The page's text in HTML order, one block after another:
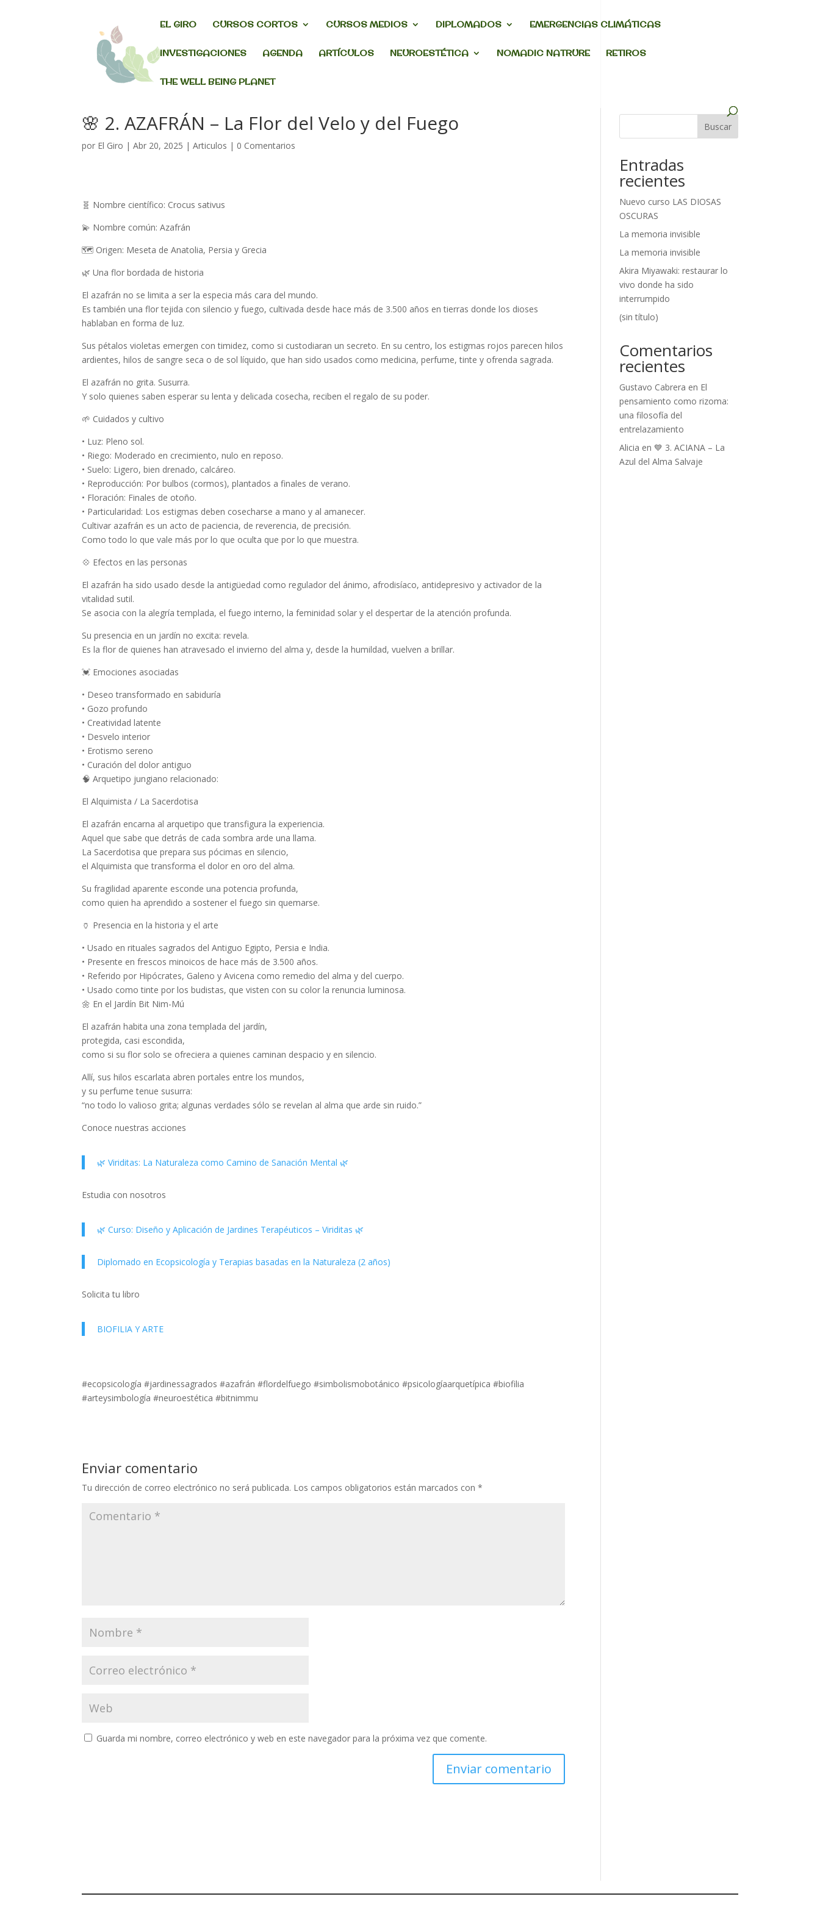
EL GIRO CURSOS CORTOS CURSOS MEDIOS DIPLOMADOS EMERGENCIAS CLIMÁTICAS
INVESTIGACIONES AGENDA ARTÍCULOS NEUROESTÉTICA NOMADIC NATRURE RETIROS
THE WELL BEING PLANET
🌸 2. AZAFRÁN – La Flor del Velo y del Fuego
por El Giro |Abr 20, 2025 |Articulos | 0 Comentarios
🧬 Nombre científico: Crocus sativus
💫 Nombre común: Azafrán
🗺️ Origen: Meseta de Anatolia, Persia y Grecia
🌿 Una flor bordada de historia
El azafrán no se limita a ser la especia más cara del mundo.
Es también una flortejida con silencio y fuego, cultivada desde hace más de 3.500 años en tierras donde los dioses
hablaban en forma de luz.
Sus pétalos violetas emergen con timidez, como si custodiaran un secreto. En su centro, los estigmas rojos parecen hilos
ardientes, hilos de sangre seca o de sol líquido, que han sido usados como medicina, perfume, tinte y ofrenda sagrada.
El azafrán no grita. Susurra.
Y solo quienes saben esperar su lenta y delicada cosecha, reciben el regalo de su poder.
🌱 Cuidados y cultivo
• Luz: Pleno sol.
• Riego: Moderado en crecimiento, nulo en reposo.
• Suelo: Ligero, bien drenado, calcáreo.
• Reproducción: Por bulbos (cormos), plantados a finales de verano.
• Floración: Finales de otoño.
• Particularidad: Los estigmas deben cosecharse a mano y al amanecer.
Cultivar azafrán es un acto de paciencia, de reverencia, de precisión.
Como todo lo quevale más por lo que oculta que por lo que muestra.
💠 Efectos en las personas
El azafrán ha sido usado desde la antigüedad comoregulador del ánimo, afrodisíaco, antidepresivo y activador de la
vitalidad sutil.
Se asocia con la alegría templada, el fuego interno, la feminidad solar y el despertar de la atención profunda.
Su presencia en un jardín no excita:revela.
Es la flor de quienes han atravesado el invierno del alma y, desde la humildad, vuelven a brillar.
💓 Emociones asociadas
• Deseo transformado en sabiduría
• Gozo profundo
• Creatividad latente
• Desvelo interior
• Erotismo sereno
• Curación del dolor antiguo
🧠 Arquetipo jungiano relacionado:
El Alquimista / La Sacerdotisa
El azafrán encarna al arquetipo que transfigura la experiencia.
Aquel que sabe que detrás de cada sombra arde una llama.
La Sacerdotisa que prepara sus pócimas en silencio,
el Alquimista que transforma el dolor en oro del alma.
Su fragilidad aparente esconde una potencia profunda,
como quien ha aprendido a sostener el fuego sin quemarse.
🏺 Presencia en la historia y el arte
•Usado en rituales sagrados del Antiguo Egipto, Persia e India.
• Presente en frescos minoicos de hace más de 3.500 años.
• Referido por Hipócrates, Galeno y Avicena como remedio del alma y del cuerpo.
•Usado como tinte por los budistas, que visten con su color larenuncia luminosa.
🌼 En el Jardín Bit Nim-Mú
El azafrán habita una zona templada del jardín,
protegida, casi escondida,
como si su flor solo se ofreciera a quienes caminan despacio y en silencio.
Allí, sushilos escarlata abren portales entre los mundos,
y su perfume tenue susurra:
“no todo lo valioso grita; algunas verdades sólo se revelan al alma que arde sin ruido.”
Conoce nuestras acciones
🌿 Viriditas: La Naturaleza como Camino de Sanación Mental 🌿
Estudia con nosotros
🌿 Curso: Diseño y Aplicación de Jardines Terapéuticos – Viriditas 🌿
Diplomado en Ecopsicología y Terapias basadas en la Naturaleza (2 años)
Solicita tu libro
BIOFILIA Y ARTE
#ecopsicología #jardinessagrados #azafrán #flordelfuego #simbolismobotánico #psicologíaarquetípica #biofilia
#arteysimbología #neuroestética #bitnimmu
Enviar comentario
Tu dirección de correo electrónico no será publicada. Los campos obligatorios están marcados con*
Guarda mi nombre, correo electrónico y web en este navegador para la próxima vez que comente.
Buscar
Entradas
recientes
Nuevo curso LAS DIOSAS
OSCURAS
La memoria invisible
La memoria invisible
Akira Miyawaki: restaurar lo
vivo donde ha sido
interrumpido
(sin título)
Comentarios
recientes
Gustavo Cabrera en El
pensamiento como rizoma:
una filosofía del
entrelazamiento
Alicia en 💙 3. ACIANA – La
Azul del Alma Salvaje